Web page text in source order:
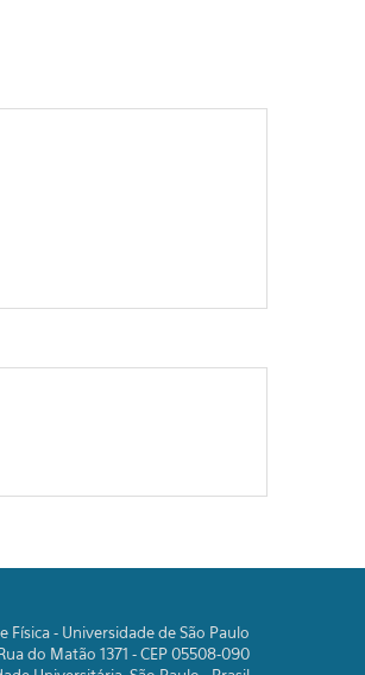
Física - Universidade de São Paulo
do Matão 1371 - CEP 05508-090